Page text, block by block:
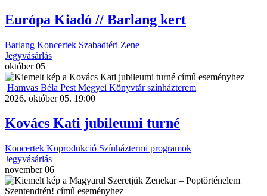
Európa Kiadó // Barlang kert
Barlang Koncertek Szabadtéri Zene
Jegyvásárlás
október 05
Hamvas Béla Pest Megyei Könyvtár színházterem
2026. október 05. 19:00
Kovács Kati jubileumi turné
Koncertek Koprodukció Színháztermi programok
Jegyvásárlás
november 06